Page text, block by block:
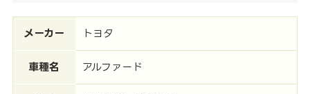
メーカー トヨタ
車種名 アルファード